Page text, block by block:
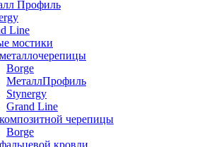
Профиль
Line
мостики
Borge
МеталлПрофиль
Stynergy
Grand Line
черепицы
Borge